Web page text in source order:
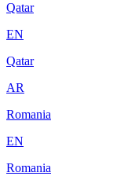
Qatar
EN
Qatar
AR
Romania
EN
Romania